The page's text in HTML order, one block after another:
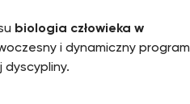
biologia człowieka w
i dynamiczny program